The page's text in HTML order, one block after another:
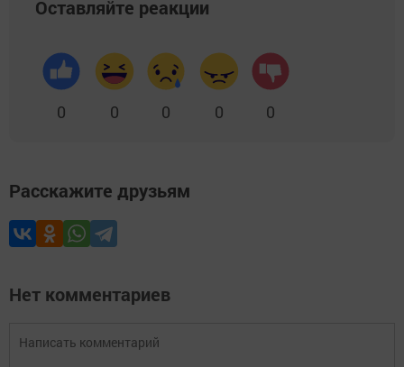
Оставляйте реакции
0 0 0 0 0
Расскажите друзьям
Нет комментариев